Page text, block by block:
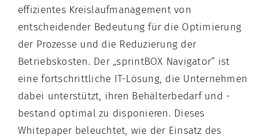
effizientes Kreislaufmanagement von
entscheidender Bedeutung für die Optimierung
der Prozesse und die Reduzierung der
Betriebskosten. Der „sprintBOX Navigator“ ist
eine fortschrittliche IT-Lösung, die Unternehmen
dabei unterstützt, ihren Behälterbedarf und -
bestand optimal zu disponieren. Dieses
Whitepaper beleuchtet, wie der Einsatz des